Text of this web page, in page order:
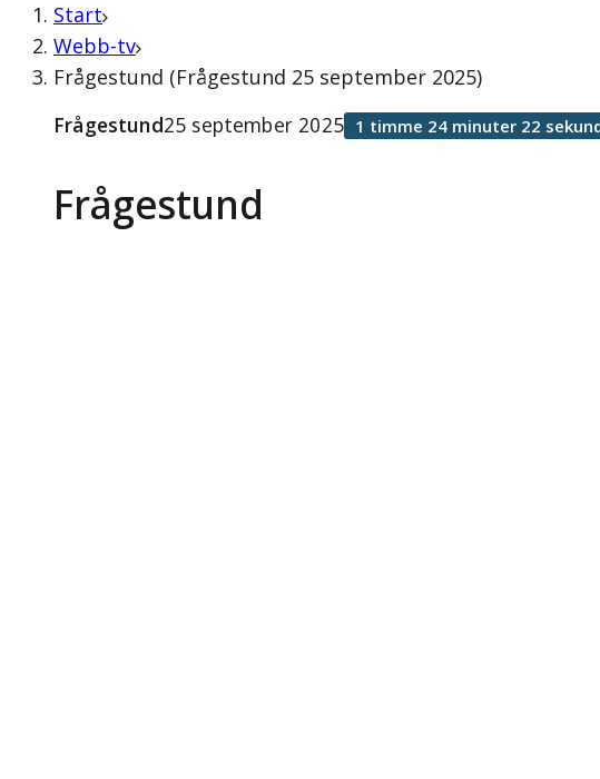
Start
Webb-tv
Frågestund (Frågestund 25 september 2025)
Frågestund
Frågestund25 september 2025 1 timme 24 minuter 22